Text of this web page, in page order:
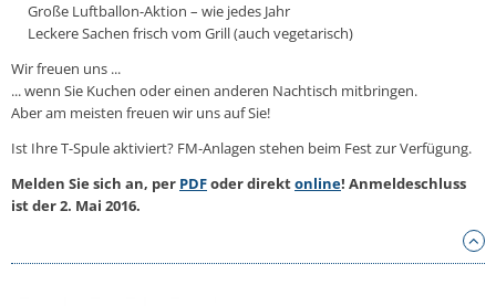
Große Luftballon-Aktion – wie jedes Jahr
Leckere Sachen frisch vom Grill (auch vegetarisch)
Wir freuen uns ...
... wenn Sie Kuchen oder einen anderen Nachtisch mitbringen.
Aber am meisten freuen wir uns auf Sie!
Ist Ihre T-Spule aktiviert? FM-Anlagen stehen beim Fest zur Verfügung.
Melden Sie sich an, per PDFoder direktonline! Anmeldeschluss
ist der 2. Mai 2016.